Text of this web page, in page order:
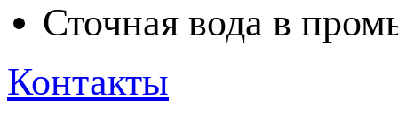
Сточная вода в
Контакты